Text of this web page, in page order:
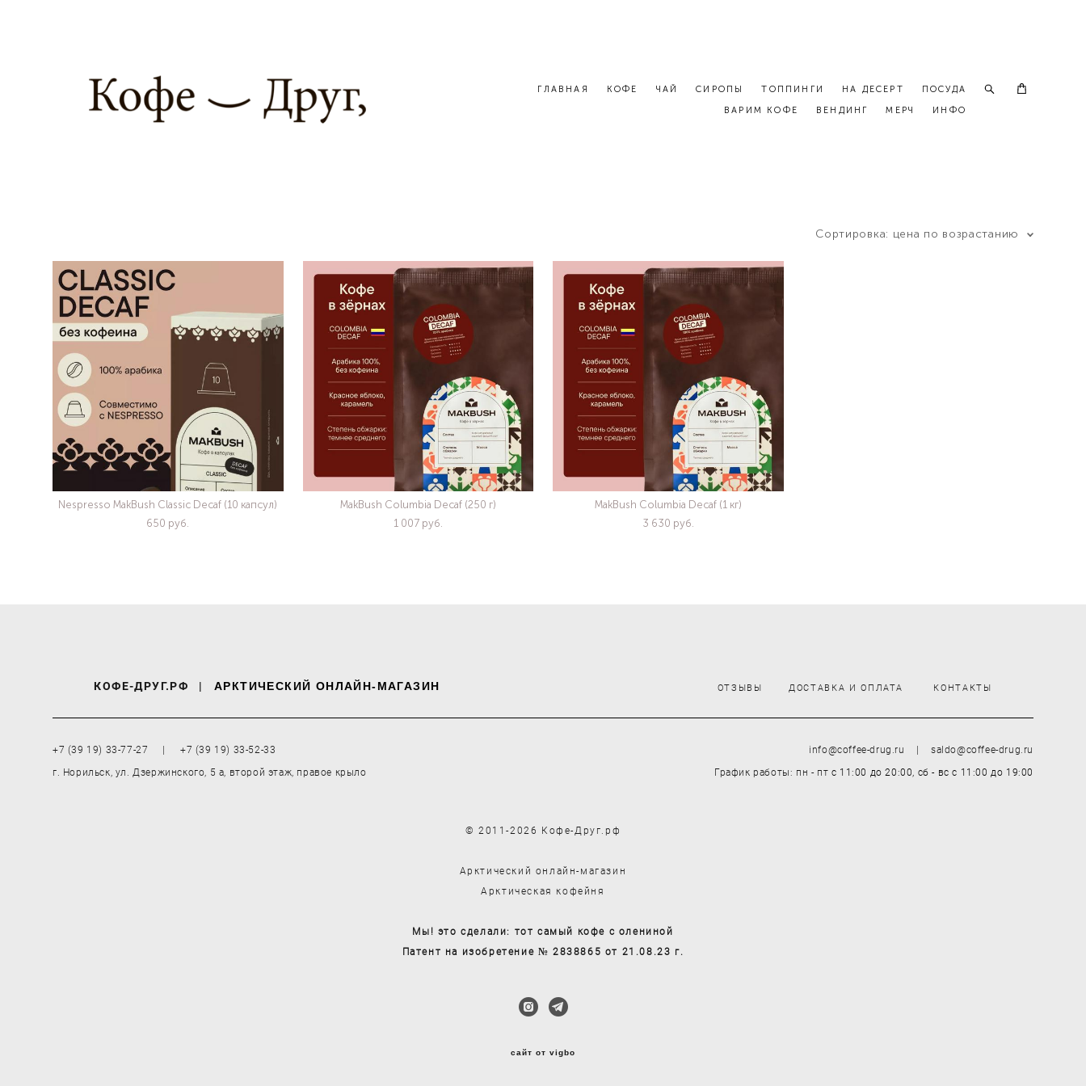
ГЛАВНАЯ КОФЕ ЧАЙ СИРОПЫ ТОППИНГИ НА ДЕСЕРТ
ПОСУДА
ВАРИМ КОФЕ
ВЕНДИНГ МЕРЧ ИНФО
Сортировка: цена по возрастанию
Nespresso MakBush Classic Decaf (10 капсул)
650 pуб.
MakBush Columbia Decaf (250 г)
1 007 pуб.
MakBush Columbia Decaf (1 кг)
3 630 pуб.
КОФЕ-ДРУГ.РФ | АРКТИЧЕСКИЙ ОНЛАЙН-МАГАЗИН ОТЗЫВЫ ДОСТАВКА И ОПЛАТА КОНТАКТЫ
+7 (39 19) 33-77-27 | +7 (39 19) 33-52-33
г. Норильск, ул. Дзержинского, 5 а, второй этаж, правое крыло
info@coffee-drug.ru | saldo@coffee-drug.ru
График работы: пн - пт с 11:00 до 20:00, сб - всс 11:00 до 19:00
© 2011-2026 Кофе-Друг.рф
Арктический онлайн-магазин
Арктическая кофейня
Мы! это сделали: тот самый кофе с олениной
Патент на изобретение № 2838865 от 21.08.23 г.
сайт от vigbo